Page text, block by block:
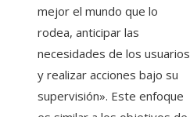
mejor el mundo que lo
rodea, anticipar las
necesidades de los usuarios
y realizar acciones bajo su
supervisión». Este enfoque